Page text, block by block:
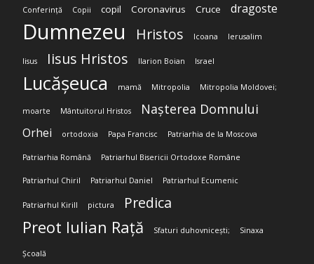
Conferință Copii copil Coronavirus Cruce dragoste
Dumnezeu Hristos Icoana Ierusalim
Iisus Iisus Hristos Ilarion Boian Israel
Lucășeuca mamă Mitropolia Mitropolia Moldovei;
moarte Mântuitorul Hristos Nașterea Domnului
Orhei ortodoxia Papa Francisc Patriarhia de la Moscova
Patriarhia Română Patriarhul Bisericii Ortodoxe Române
Patriarhul Chiril Patriarhul Daniel Patriarhul Ecumenic
Patriarhul Kirill pictura Predica
Preot Iulian Rață Sfaturi duhovnicești; Sinaxa
Școală